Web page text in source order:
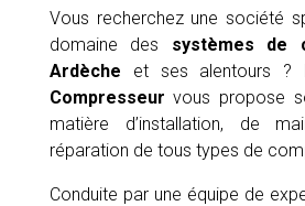
Vous recherchez une société
domaine des systèmes de
Ardèche et ses alentours ?
Compresseur vous propose
matière d’installation, de
réparation de tous types de
Conduite par une équipe de